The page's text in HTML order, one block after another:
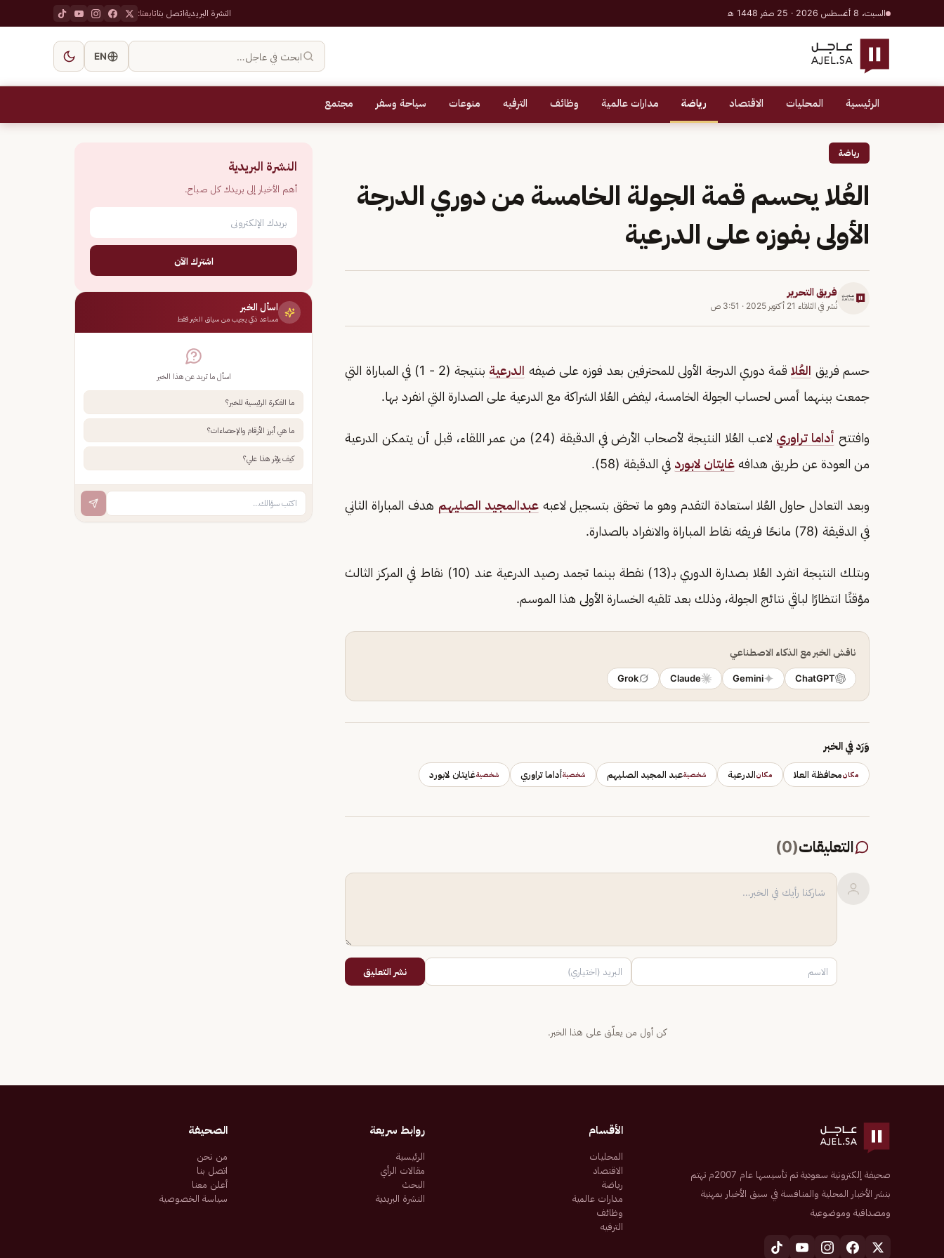
السبت، 8 أغسطس 2026 · 25 صفر 1448 هـ النشرة البريديةاتصل بناتابعنا:
ابحث في عاجل… EN
الرئيسية المحليات الاقتصاد رياضة مدارات عالمية وظائف الترفيه منوعات سياحة وسفر مجتمع
رياضة
العُلا يحسم قمة الجولة الخامسة من دوري الدرجة
الأولى بفوزه على الدرعية
فريق التحرير
نُشر في الثلاثاء 21 أكتوبر 2025 · 3:51 ص
حسم فريق العُلاقمة دوري الدرجة الأولى للمحترفين بعد فوزه على ضيفه الدرعية
بنتيجة (2 - 1) في المباراة التي
جمعت بينهما أمس لحساب الجولة الخامسة، ليفض العُلا الشراكة مع الدرعية على الصدارة التي انفرد بها.
وافتتح أداما تراوري
لاعب العُلا النتيجة لأصحاب الأرض في الدقيقة (24) من عمر اللقاء، قبل أن يتمكن الدرعية
من العودة عن طريق هدافه غايتان لابورد في الدقيقة (58).
وبعد التعادل حاول العُلا استعادة التقدم وهو ما تحقق بتسجيل لاعبهعبدالمجيد الصليهم هدف المباراة الثاني
في الدقيقة (78) مانحًا فريقه نقاط المباراة والانفراد بالصدارة.
وبتلك النتيجة انفرد العُلا بصدارة الدوري بـ(13) نقطة بينما تجمد رصيد الدرعية عند (10) نقاط في المركز الثالث
مؤقتًا انتظارًا لباقي نتائج الجولة، وذلك بعد تلقيه الخسارة الأولى هذا الموسم.
ناقش الخبر مع الذكاء الاصطناعي
ChatGPT
Gemini
Claude
Grok
وَرَد في الخبر
مكانمحافظة العلا مكانالدرعية شخصيةعبد المجيد الصليهم شخصيةأداما تراوري شخصيةغايتان لابورد
التعليقات(
0
)
نشر التعليق
كن أول من يعلّق على هذا الخبر.
النشرة البريدية
أهم الأخبار إلى بريدك كل صباح.
اشترك الآن
اسأل الخبر
مساعد ذكي يجيب من سياق الخبر فقط
اسأل ما تريد عن هذا الخبر
ما الفكرة الرئيسية للخبر؟
ما هي أبرز الأرقام والإحصاءات؟
كيف يؤثر هذا علي؟
صحيفة إلكترونية سعودية تم تأسيسها عام 2007م تهتم
بنشر الأخبار المحلية والمنافسة في سبق الأخبار بمهنية
ومصداقية وموضوعية
الأقسام
المحليات
الاقتصاد
رياضة
مدارات عالمية
وظائف
الترفيه
روابط سريعة
الرئيسية
مقالات الرأي
البحث
النشرة البريدية
الصحيفة
من نحن
اتصل بنا
أعلن معنا
سياسة الخصوصية